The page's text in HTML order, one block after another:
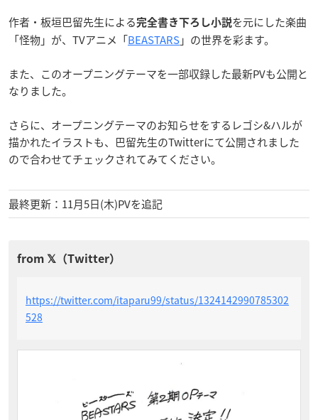
作者・板垣巴留先生による完全書き下ろし小説を元にした楽曲
「怪物」が、TVアニメ「BEASTARS」の世界を彩ます。
また、このオープニングテーマを一部収録した最新PVも公開と
なりました。
さらに、オープニングテーマのお知らせをするレゴシ&ハルが
描かれたイラストも、巴留先生のTwitterにて公開されました
ので合わせてチェックされてみてください。
最終更新：11月5日(木)PVを追記
https://twitter.com/itaparu99/status/1324142990785302
528